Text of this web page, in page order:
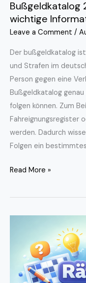
Bußgeldkatalog
wichtige
Leave a Comment /
Der bußgeldkatalog
und Strafen im
Person gegen eine
Bußgeldkatalog
folgen können. Zum
Fahreignungsregister
werden. Dadurch
Folgen ein
Read More »
Rätselhilfe